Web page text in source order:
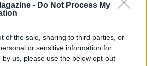
- Do Not Process My
of the sale, sharing to third parties, or
or sensitive information for
by us, please use the below opt-out
di mercato, rivela sui propri canali
dato l’ok e si organizzano le visite
Nuovo centravanti per Daniele De